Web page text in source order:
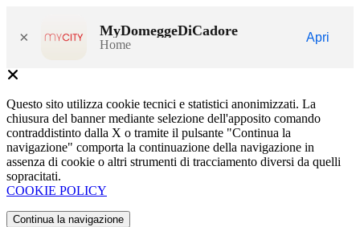
× MyDomeggeDiCadore
Home
Apri
Questo sito utilizza cookie tecnici e statistici anonimizzati. La
chiusura del banner mediante selezione dell'apposito comando
contraddistinto dalla X o tramite il pulsante "Continua la
navigazione" comporta la continuazione della navigazione in
assenza di cookie o altri strumenti di tracciamento diversi da quelli
sopracitati.
COOKIE POLICY
Continua la navigazione